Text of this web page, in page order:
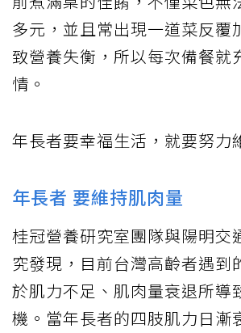
多元，並且常出現一道菜反覆
致營養失衡，所以每次備餐就
情。
年長者要幸福生活，就要努力
年長者 要維持肌肉量
桂冠營養研究室團隊與陽明交
究發現，目前台灣高齡者遇到
於肌力不足、肌肉量衰退所導
機。當年長者的四肢肌力日漸